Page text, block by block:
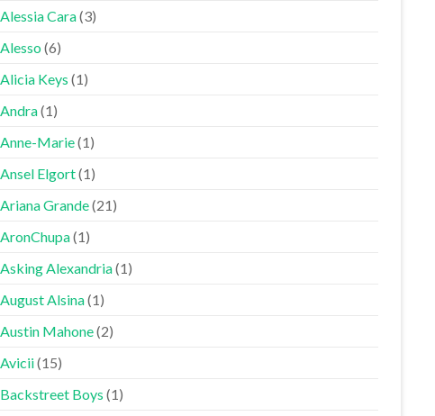
Alessia Cara(3)
Alesso(6)
Alicia Keys (1)
Andra(1)
Anne-Marie(1)
Ansel Elgort(1)
Ariana Grande(21)
AronChupa(1)
Asking Alexandria(1)
August Alsina(1)
Austin Mahone(2)
Avicii(15)
Backstreet Boys (1)